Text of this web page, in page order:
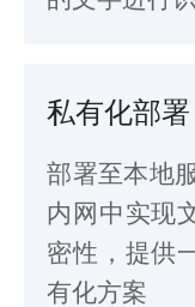
私有化部署
部署至本地
内网中实现
密性，提供
有化方案